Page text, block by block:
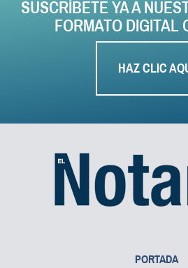
SUSCRÍBETE YA A
FORMATO DIGITAL
HAZ CLIC
PORTADA